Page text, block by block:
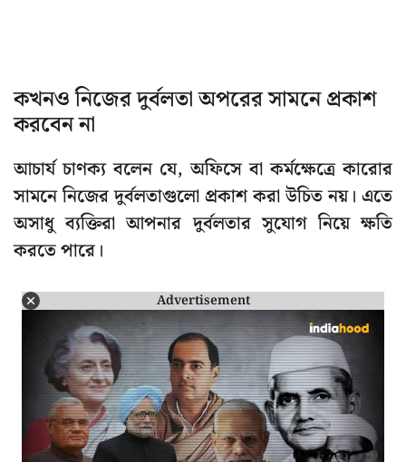
কখনও নিজের দুর্বলতা অপরের সামনে প্রকাশ
করবেন না
আচার্য চাণক্য বলেন যে, অফিসে বা কর্মক্ষেত্রে কারোর
সামনে নিজের দুর্বলতাগুলো প্রকাশ করা উচিত নয়। এতে
অসাধু ব্যক্তিরা আপনার দুর্বলতার সুযোগ নিয়ে ক্ষতি
করতে পারে।
Advertisement